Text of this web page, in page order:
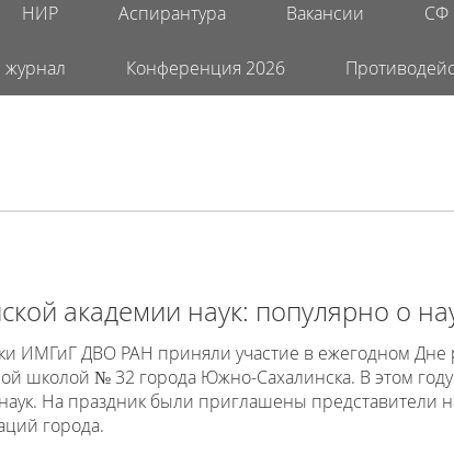
НИР Аспирантура Вакансии СФ
Конференция 2026
академии наук: популярно о
ИМГиГ ДВО РАН приняли участие в ежегодном Дне
школой № 32 города Южно-Сахалинска. В этом
На праздник были приглашены представители
города.